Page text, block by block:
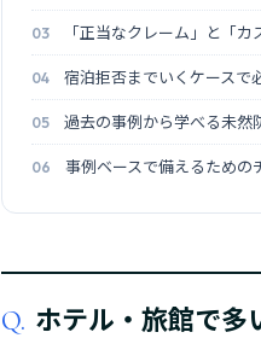
「正当なクレーム」と「
宿泊拒否までいくケースで
過去の事例から学べる未然
事例ベースで備えるための
Q. ホテル・旅館で多